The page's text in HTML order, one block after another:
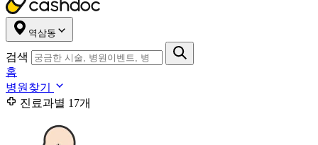
역삼동
검색
홈
병원찾기
진료과별 17개